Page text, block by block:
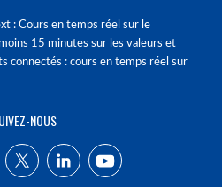
: Cours en temps réel sur le
15 minutes sur les valeurs et
connectés : cours en temps réel sur
NOUS